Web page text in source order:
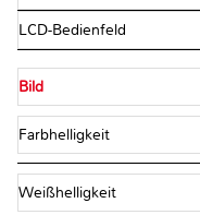
LCD-Bedienfeld
Bild
Farbhelligkeit
Weißhelligkeit